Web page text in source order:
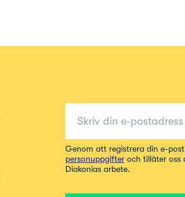
E-post för nyhetsbrev
Genom att registrera din e-
personuppgifteroch tillåter oss
Diakonias arbete.